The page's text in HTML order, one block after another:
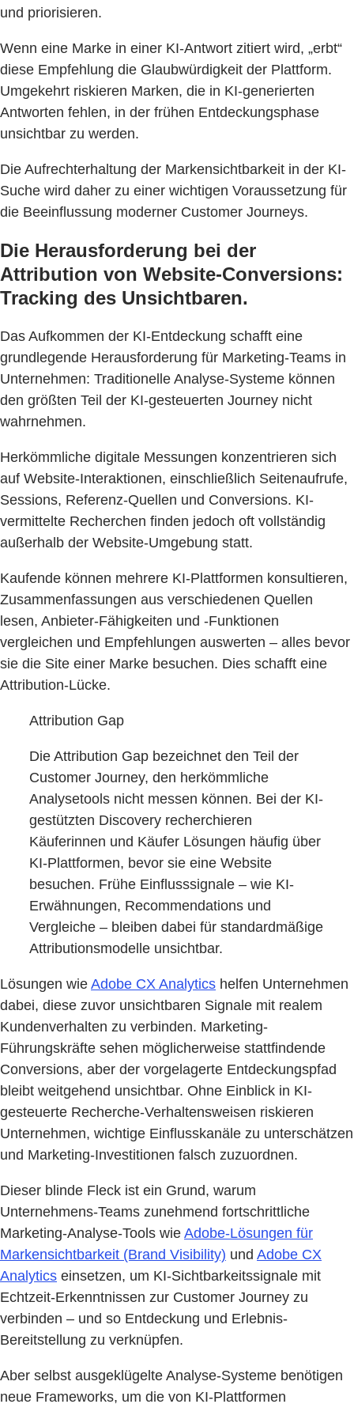
und priorisieren.
Wenn eine Marke in einer KI-Antwort zitiert wird, „erbt“
diese Empfehlung die Glaubwürdigkeit der Plattform.
Umgekehrt riskieren Marken, die in KI-generierten
Antworten fehlen, in der frühen Entdeckungsphase
unsichtbar zu werden.
Die Aufrechterhaltung der Markensichtbarkeit in der KI-
Suche wird daher zu einer wichtigen Voraussetzung für
die Beeinflussung moderner Customer Journeys.
Die Herausforderung bei der
Attribution von Website-Conversions:
Tracking des Unsichtbaren.
Das Aufkommen der KI-Entdeckung schafft eine
grundlegende Herausforderung für Marketing-Teams in
Unternehmen: Traditionelle Analyse-Systeme können
den größten Teil der KI-gesteuerten Journey nicht
wahrnehmen.
Herkömmliche digitale Messungen konzentrieren sich
auf Website-Interaktionen, einschließlich Seitenaufrufe,
Sessions, Referenz-Quellen und Conversions. KI-
vermittelte Recherchen finden jedoch oft vollständig
außerhalb der Website-Umgebung statt.
Kaufende können mehrere KI-Plattformen konsultieren,
Zusammenfassungen aus verschiedenen Quellen
lesen, Anbieter-Fähigkeiten und -Funktionen
vergleichen und Empfehlungen auswerten – alles bevor
sie die Site einer Marke besuchen. Dies schafft eine
Attribution-Lücke.
Attribution Gap
Die Attribution Gap bezeichnet den Teil der
Customer Journey, den herkömmliche
Analysetools nicht messen können. Bei der KI-
gestützten Discovery recherchieren
Käuferinnen und Käufer Lösungen häufig über
KI-Plattformen, bevor sie eine Website
besuchen. Frühe Einflusssignale – wie KI-
Erwähnungen, Recommendations und
Vergleiche – bleiben dabei für standardmäßige
Attributionsmodelle unsichtbar.
Lösungen wie Adobe CX Analytics helfen Unternehmen
dabei, diese zuvor unsichtbaren Signale mit realem
Kundenverhalten zu verbinden. Marketing-
Führungskräfte sehen möglicherweise stattfindende
Conversions, aber der vorgelagerte Entdeckungspfad
bleibt weitgehend unsichtbar. Ohne Einblick in KI-
gesteuerte Recherche-Verhaltensweisen riskieren
Unternehmen, wichtige Einflusskanäle zu unterschätzen
und Marketing-Investitionen falsch zuzuordnen.
Dieser blinde Fleck ist ein Grund, warum
Unternehmens-Teams zunehmend fortschrittliche
Marketing-Analyse-Tools wie Adobe-Lösungen für
Markensichtbarkeit (Brand Visibility) und Adobe CX
Analytics einsetzen, um KI-Sichtbarkeitssignale mit
Echtzeit-Erkenntnissen zur Customer Journey zu
verbinden – und so Entdeckung und Erlebnis-
Bereitstellung zu verknüpfen.
Aber selbst ausgeklügelte Analyse-Systeme benötigen
neue Frameworks, um die von KI-Plattformen